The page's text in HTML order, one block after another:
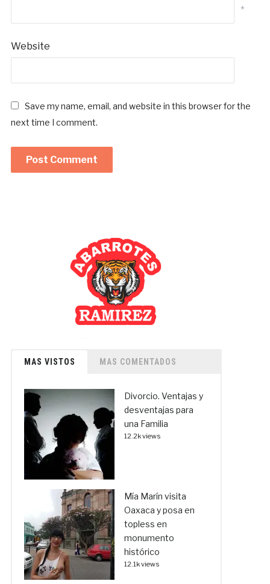
*
Website
Save my name, email, and website in this browser for the
next time I comment.
MAS VISTOS MAS COMENTADOS
Divorcio. Ventajas y
desventajas para
una Familia
12.2k views
Mía Marín visita
Oaxaca y posa en
topless en
monumento
histórico
12.1k views